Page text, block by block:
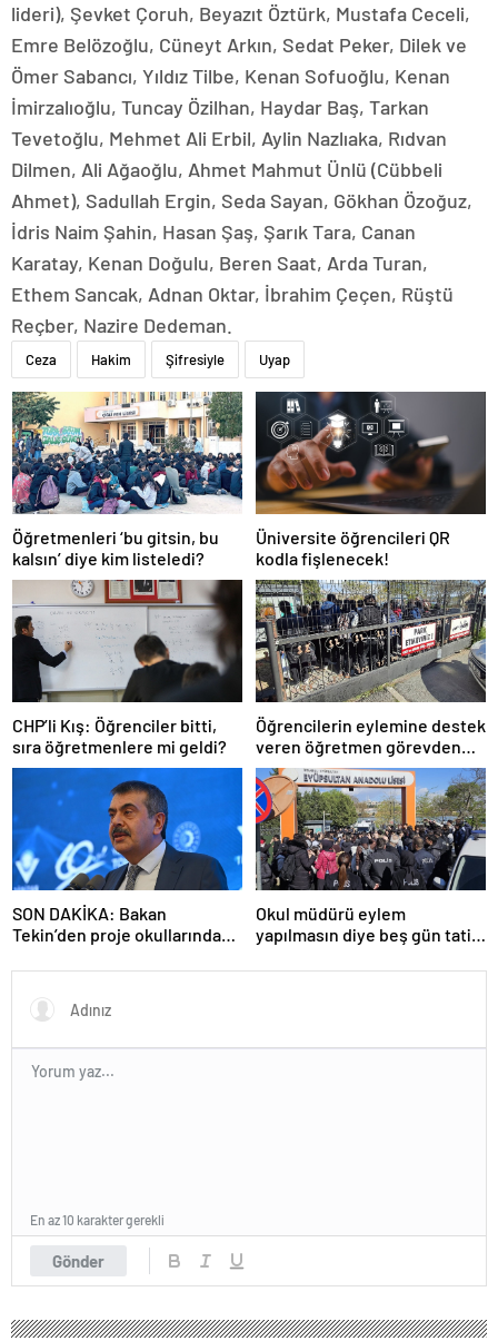
lideri), Şevket Çoruh, Beyazıt Öztürk, Mustafa Ceceli,
Emre Belözoğlu, Cüneyt Arkın, Sedat Peker, Dilek ve
Ömer Sabancı, Yıldız Tilbe, Kenan Sofuoğlu, Kenan
İmirzalıoğlu, Tuncay Özilhan, Haydar Baş, Tarkan
Tevetoğlu, Mehmet Ali Erbil, Aylin Nazlıaka, Rıdvan
Dilmen, Ali Ağaoğlu, Ahmet Mahmut Ünlü (Cübbeli
Ahmet), Sadullah Ergin, Seda Sayan, Gökhan Özoğuz,
İdris Naim Şahin, Hasan Şaş, Şarık Tara, Canan
Karatay, Kenan Doğulu, Beren Saat, Arda Turan,
Ethem Sancak, Adnan Oktar, İbrahim Çeçen, Rüştü
Reçber, Nazire Dedeman.
Ceza Hakim Şifresiyle Uyap
Öğretmenleri ‘bu gitsin, bu
kalsın’ diye kim listeledi?
Üniversite öğrencileri QR
kodla fişlenecek!
CHP’li Kış: Öğrenciler bitti,
sıra öğretmenlere mi geldi?
Öğrencilerin eylemine destek
veren öğretmen görevden
uzaklaştırıldı
SON DAKİKA: Bakan
Tekin’den proje okullarındaki
Okul müdürü eylem
yapılmasın diye beş gün tatil
Gönder
En az 10 karakter gerekli